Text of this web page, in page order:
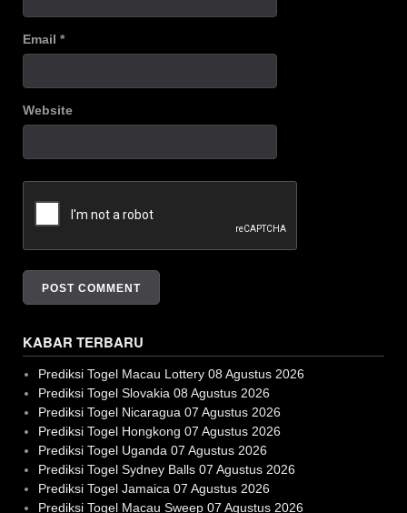
Email *
Website
KABAR TERBARU
Prediksi Togel Macau Lottery 08 Agustus 2026
Prediksi Togel Slovakia 08 Agustus 2026
Prediksi Togel Nicaragua 07 Agustus 2026
Prediksi Togel Hongkong 07 Agustus 2026
Prediksi Togel Uganda 07 Agustus 2026
Prediksi Togel Sydney Balls 07 Agustus 2026
Prediksi Togel Jamaica 07 Agustus 2026
Prediksi Togel Macau Sweep 07 Agustus 2026